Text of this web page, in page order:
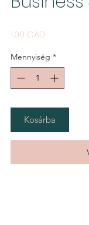
1,00 CAD
Mennyiség *
Kosárba